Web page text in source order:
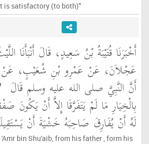
is satisfactory (to both)"
أَخْبَرَنَا قُتَيْبَةُ بْنُ سَعِيدٍ، قَالَ أَنْبَأَنَا
عَجْلاَنَ، عَنْ عَمْرِو بْنِ شُعَيْبٍ، عَنْ
أَنَّ النَّبِيَّ صلى الله عليه وسلم قَالَ ‏
بِالْخِيَارِ مَا لَمْ يَتَفَرَّقَا إِلاَّ أَنْ يَكُونَ
لَهُ أَنْ يُفَارِقَ صَاحِبَهُ خَشْيَةَ أَنْ
bin Shu'aib, from his father , form his